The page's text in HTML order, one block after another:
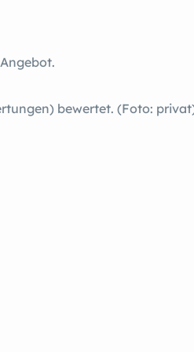
bewertet. (Foto: